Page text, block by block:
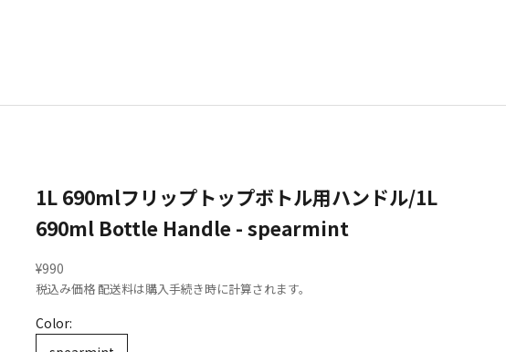
1L 690mlフリップトップボトル用ハンドル/1L
690ml Bottle Handle - spearmint
セール価格
¥990
税込み価格配送料は購入手続き時に計算されます。
Color: